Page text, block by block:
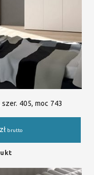
405, moc 743
zł brutto